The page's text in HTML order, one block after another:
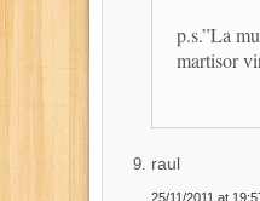
p.s.”La
martisor
raul
25/11/2011 at